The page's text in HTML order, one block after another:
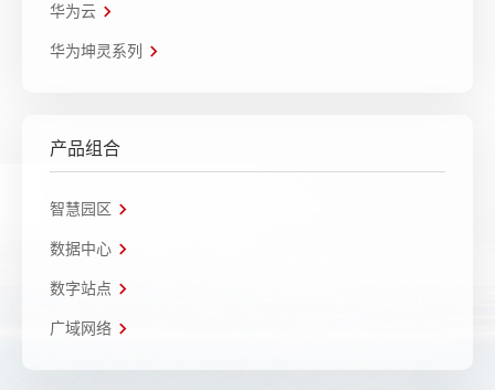
华为云
华为坤灵系列
产品组合
智慧园区
数据中心
数字站点
广域网络